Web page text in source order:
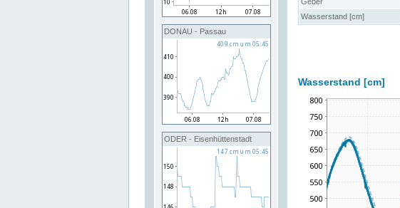
DONAU - Passau
ODER - Eisenhüttenstadt
Wasserstand [cm]
Wasserstand [cm]